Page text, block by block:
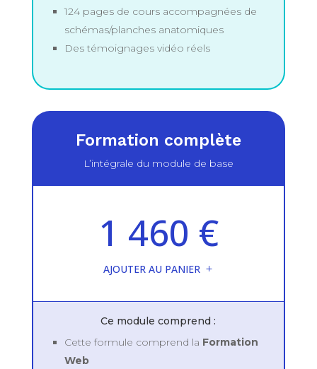
124 pages de cours accompagnées de
schémas/planches anatomiques
Des témoignages vidéo réels
Formation complète
L’intégrale du module de base
1 460 €
AJOUTER AU PANIER
Ce module comprend :
Cette formule comprend la Formation
Web